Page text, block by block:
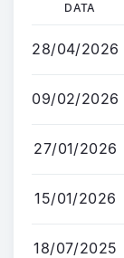
contenuto
DATA
28/04/2026
09/02/2026
27/01/2026
15/01/2026
18/07/2025